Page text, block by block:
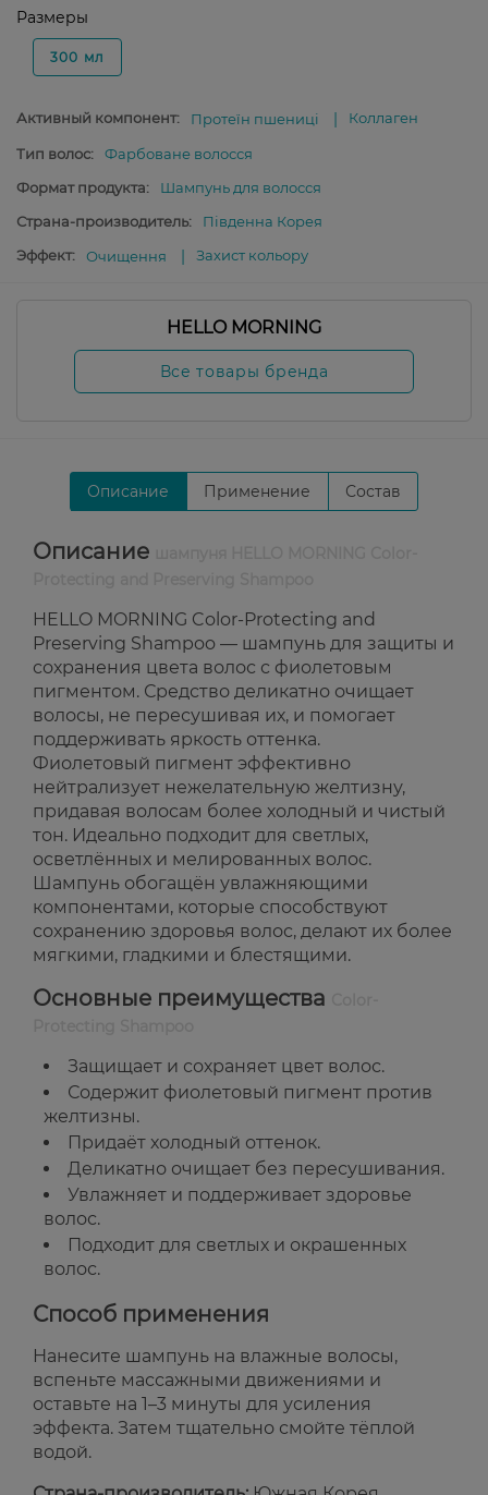
Размеры
300 мл
Активный компонент: Протеїн пшениці Коллаген
Тип волос:
Фарбоване волосся
Формат продукта:
Шампунь для волосся
Страна-производитель:
Південна Корея
Эффект:
Очищення Захист кольору
HELLO MORNING
Все товары бренда
Описание Применение Состав
Описание
HELLO MORNING Color-Protecting and
Preserving Shampoo — шампунь для защиты и
сохранения цвета волос с фиолетовым
пигментом. Средство деликатно очищает
волосы, не пересушивая их, и помогает
поддерживать яркость оттенка.
Фиолетовый пигмент эффективно
нейтрализует нежелательную желтизну,
придавая волосам более холодный и чистый
тон. Идеально подходит для светлых,
осветлённых и мелированных волос.
Шампунь обогащён увлажняющими
компонентами, которые способствуют
сохранению здоровья волос, делают их более
мягкими, гладкими и блестящими.
Основные преимущества
Защищает и сохраняет цвет волос.
Содержит фиолетовый пигмент против
желтизны.
Придаёт холодный оттенок.
Деликатно очищает без пересушивания.
Увлажняет и поддерживает здоровье
волос.
Подходит для светлых и окрашенных
волос.
Способ применения
Нанесите шампунь на влажные волосы,
вспеньте массажными движениями и
оставьте на 1–3 минуты для усиления
эффекта. Затем тщательно смойте тёплой
водой.